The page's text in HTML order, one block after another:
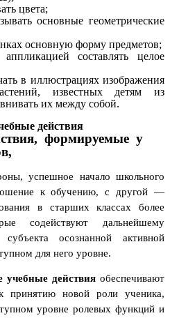
цвета;
основные геометрические
основную форму предметов;
составлять целое
в иллюстрациях изображения
известных детям из
их между собой.
действия
формируемые у
успешное начало школьного
к обучению, с другой ―
в старших классах более
содействуют дальнейшему
осознанной активной
для него уровне.
учебные действияобеспечивают
принятию новой роли ученика,
уровне ролевых функций и